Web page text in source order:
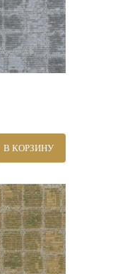
В КОРЗИНУ